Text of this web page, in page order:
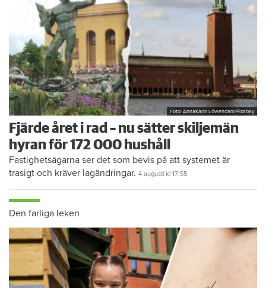
Foto: AnnaKarin Löwendahl/Pixabay
Fjärde året i rad – nu sätter skiljemän
hyran för 172 000 hushåll
Fastighetsägarna ser det som bevis på att systemet är
trasigt och kräver lagändringar. 4 augusti kl 17:55
Den farliga leken